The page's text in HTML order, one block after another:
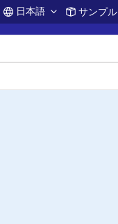
Account
日本語 サンプル